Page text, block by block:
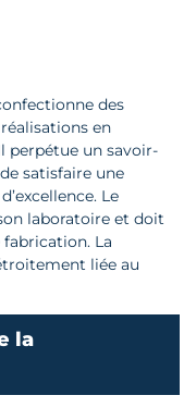
des
en
perpétue un savoir-
satisfaire une
Le
laboratoire et doit
La
liée au
la